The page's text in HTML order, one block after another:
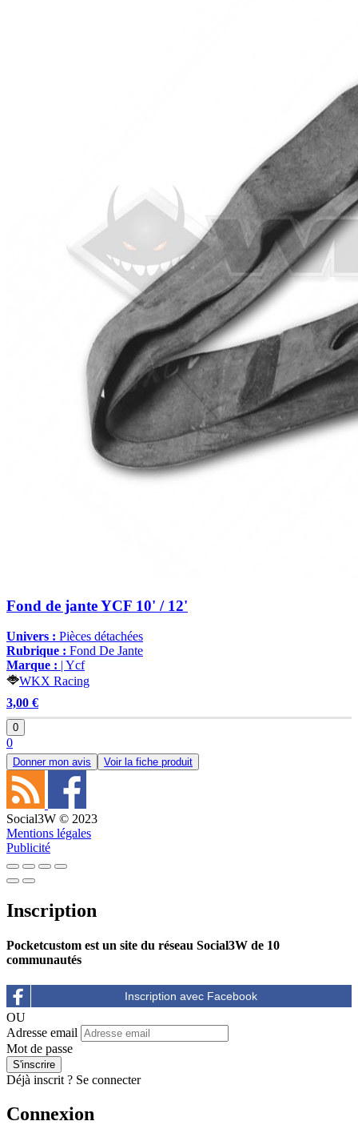
Fond de jante YCF 10' / 12'
Univers : Pièces détachées
Rubrique : Fond De Jante
Marque : | Ycf
WKX Racing
3,00 €
0
0
Donner mon avis Voir la fiche produit
Social3W © 2023
Mentions légales
Publicité
Inscription
Pocketcustom est un site du réseau Social3W de 10
communautés
OU
Adresse email
Mot de passe
Déjà inscrit ? Se connecter
Connexion